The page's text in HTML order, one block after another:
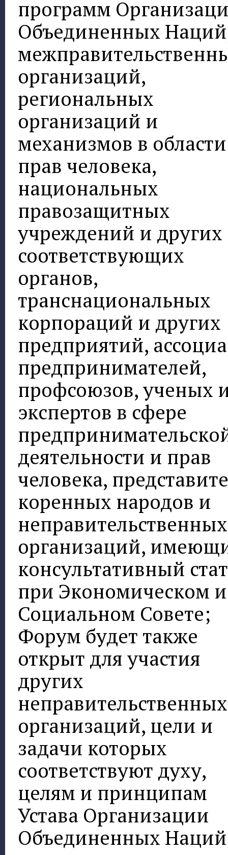
программ
Объединенных
организаций,
региональных
организаций и
механизмов в области
прав человека,
национальных
правозащитных
учреждений и других
соответствующих
органов,
транснациональных
корпораций и других
предприятий,
предпринимателей,
профсоюзов, ученых
экспертов в сфере
деятельности и прав
человека,
коренных народов и
неправительственных
организаций,
консультативный
при Экономическом и
Социальном Совете;
Форум будет также
открыт для участия
других
неправительственных
организаций, цели и
задачи которых
соответствуют духу,
целям и принципам
Устава Организации
Объединенных